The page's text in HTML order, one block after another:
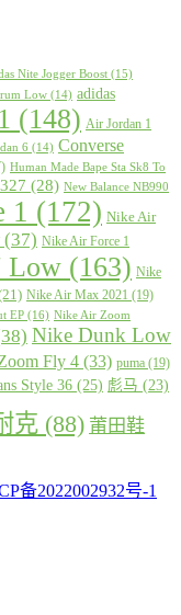
Nite Jogger Boost (15)
Low (14) adidas
(148) Air Jordan 1
6 (14) Converse
Human Made Bape Sta Sk8 To
(28) New Balance NB990
1 (172) Nike Air
(37) Nike Air Force 1
Low (163) Nike
Nike Air Max 2021 (19)
EP (16) Nike Air Zoom
Nike Dunk Low
Fly 4 (33) puma (19)
Style 36 (25) 彪马 (23)
克 (88) 莆田鞋
备2022002932号-1